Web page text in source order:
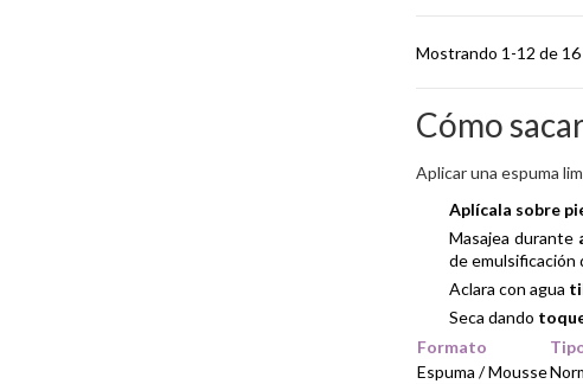
Mostrando 1-12 de
Cómo
Aplicar una espuma
Aplícala sobre
Masajea durante
de emulsificación
Aclara con agua
Seca dando
Formato
Espuma / Mousse